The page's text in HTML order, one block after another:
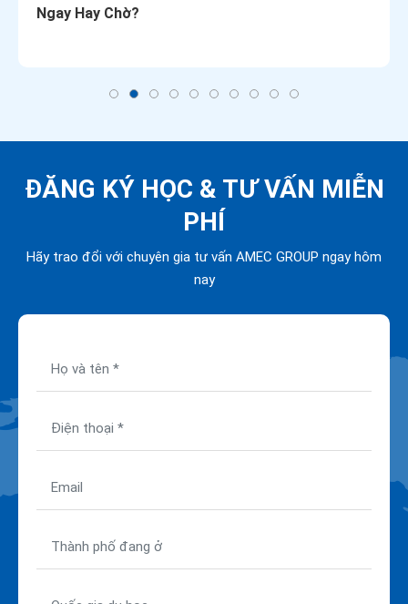
Ngay Hay Chờ?
ĐĂNG KÝ HỌC & TƯ VẤN MIỄN
PHÍ
Hãy trao đổi với chuyên gia tư vấn AMEC GROUP ngay hôm
nay